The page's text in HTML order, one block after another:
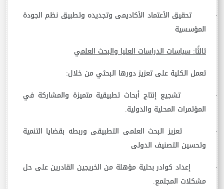
·
تحقيق الأعتماد الأكاديمى وتجديده وتطبيق نظم الجودة
المؤسسية
ثالثًا: سياسات الدراسات العليا والبحث العلمي
تعمل الكلية على تعزيز دورها البحثي من خلال:
·
تشجيع إنتاج أبحاث تطبيقية متميزة والمشاركة في
المؤتمرات المحلية والدولية.
·
تعزيز البحث العلمى التطبيقى وربطه بقضايا التنمية
وتحسين التصنيف الدولى
·
إعداد كوادر بحثية مؤهلة من الخريجين القادرين على حل
مشكلات المجتمع.